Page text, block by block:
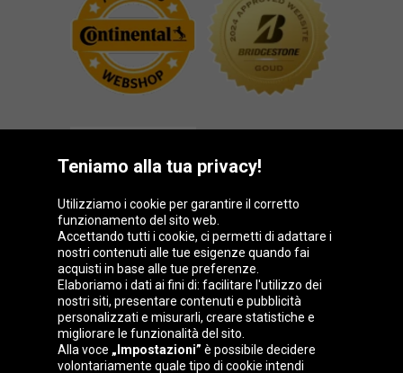
Gruppo Oponeo
Belgique
Česká
republika
Deutschland Éire
Teniamo alla tua privacy!
Utilizziamo i cookie per garantire il corretto
funzionamento del sito web.
Accettando tutti i cookie, ci permetti di adattare i
nostri contenuti alle tue esigenze quando fai
acquisti in base alle tue preferenze.
Elaboriamo i dati ai fini di: facilitare l'utilizzo dei
nostri siti, presentare contenuti e pubblicità
personalizzati e misurarli, creare statistiche e
migliorare le funzionalità del sito.
Alla voce „Impostazioni” è possibile decidere
volontariamente quale tipo di cookie intendi